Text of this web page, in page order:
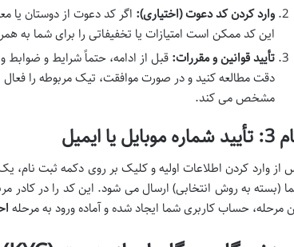
وارد کردن کد دعوت (اختیاری): اگر کد دعوت از دوستان یا
این کد ممکن است امتیازات یا تخفیفاتی را برای شما به
تأیید قوانین و مقررات: قبل از ادامه، حتماً شرایط و
دقت مطالعه کنید و در صورت موافقت، تیک مربوطه را فعال
مشخص می کند.
موبایل یا ایمیل
از وارد کردن اطلاعات اولیه و کلیک بر روی دکمه ثبت نام،
(بسته به روش انتخابی) ارسال می شود. این کد را در کادر
مرحله، حساب کاربری شما ایجاد شده و آماده ورود به مرحله